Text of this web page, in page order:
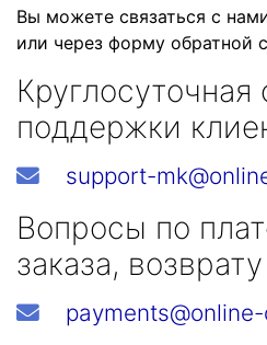
Вы можете связаться с
или через форму обратной
Круглосуточная
поддержки
support-
Вопросы по
заказа,